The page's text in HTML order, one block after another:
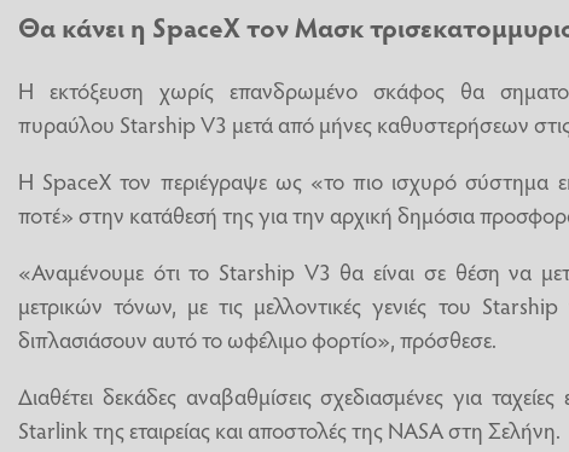
Θα κάνει η SpaceX τον Μασκ
Η εκτόξευση χωρίς επανδρωμένο σκάφος θα
πυραύλου Starship V3 μετά από μήνες καθυστερήσεων
Η SpaceX τον περιέγραψε ως «το πιο ισχυρό σύστημα
ποτέ» στην κατάθεσή της για την αρχική δημόσια
«Αναμένουμε ότι το Starship V3 θα είναι σε θέση να
μετρικών τόνων, με τις μελλοντικές γενιές του
διπλασιάσουν αυτό το ωφέλιμο φορτίο», πρόσθεσε.
Διαθέτει δεκάδες αναβαθμίσεις σχεδιασμένες για
Starlink της εταιρείας και αποστολές της NASA στη Σελήνη.